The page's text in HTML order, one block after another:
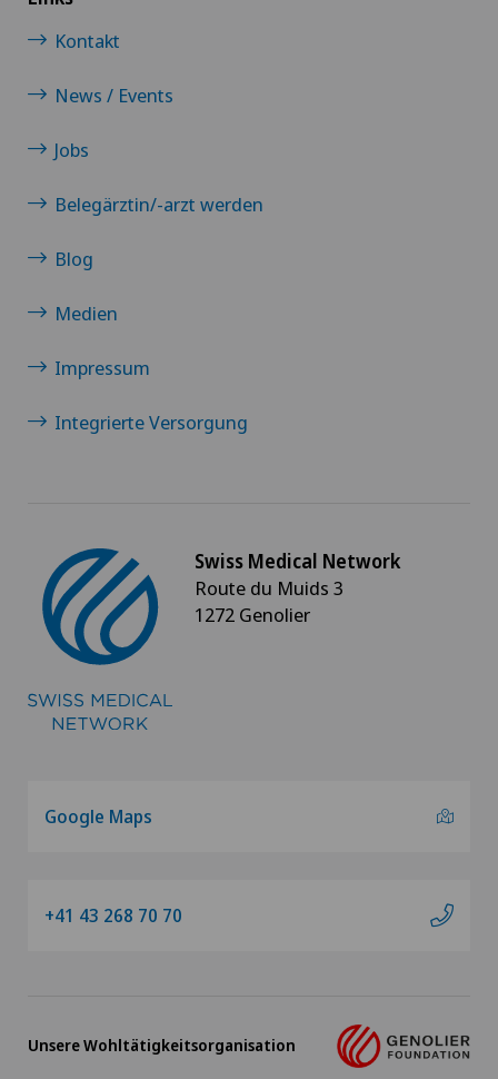
Kontakt
News / Events
Jobs
Belegärztin/-arzt werden
Blog
Medien
Impressum
Integrierte Versorgung
Swiss Medical Network
Route du Muids 3
1272 Genolier
Google Maps
+41 43 268 70 70
Unsere Wohltätigkeitsorganisation